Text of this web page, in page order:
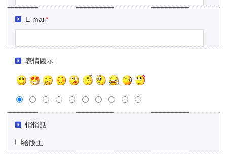
E-mail*
表情圖示
悄悄話
給版主